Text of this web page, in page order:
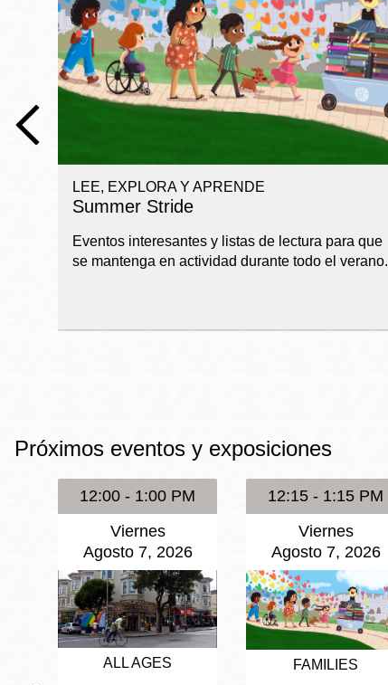
Biblioteca
Anza
Excelsior
Glen Park
Golden Gate
Valley
Ingleside
Misión
Noe Valley
North Beach
LEE, EXPLORA Y APRENDE
Summer Stride
Eventos interesantes y listas de lectura para que
se mantenga en actividad durante todo el verano.
Próximos eventos y exposiciones
12:00 - 1:00 PM
Viernes
Agosto 7, 2026
ALL AGES
12:15 - 1:15 PM
Viernes
Agosto 7, 2026
FAMILIES